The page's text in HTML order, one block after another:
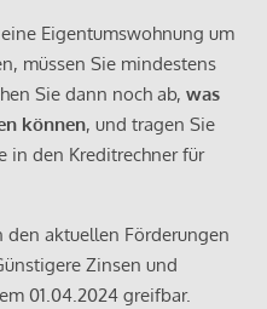
Eigentumswohnung um
müssen Sie mindestens
Sie dann noch ab, was
können, und tragen Sie
in den Kreditrechner für
den aktuellen Förderungen
Zinsen und
01.04.2024 greifbar.